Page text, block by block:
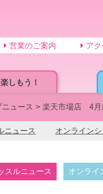
しもう！
営業のご案内 アク
ュース 楽天市場店 4月
ニュース オンライン
スルニュース オンライ